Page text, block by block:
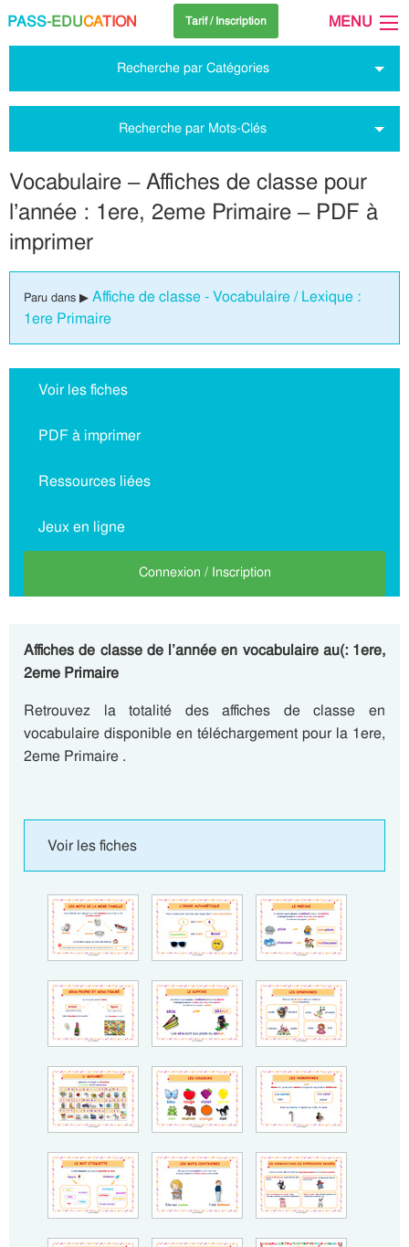
PASS-EDUCATION Tarif / Inscription MENU
Recherche par Catégories
Recherche par Mots-Clés
Vocabulaire – Affiches de classe pour
l’année : 1ere, 2eme Primaire – PDF à
imprimer
Paru dans ▶ Affiche de classe - Vocabulaire / Lexique :
1ere Primaire
Voir les fiches
PDF à imprimer
Ressources liées
Jeux en ligne
Connexion / Inscription
Affiches de classe de l’année en vocabulaire au(: 1ere,
2eme Primaire
Retrouvez la totalité des affiches de classe en
vocabulaire disponible en téléchargement pour la 1ere,
2eme Primaire .
Voir les fiches